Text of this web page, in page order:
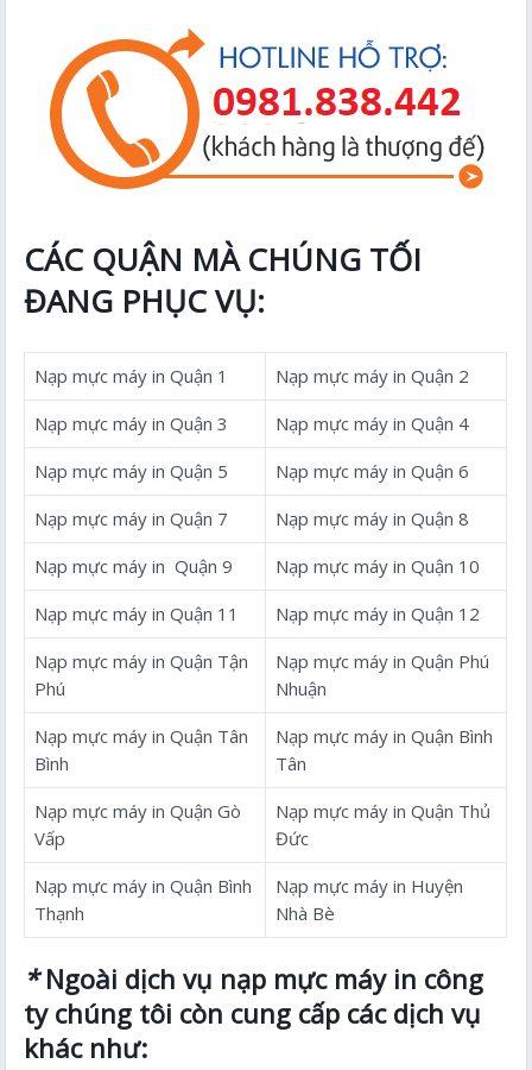
CÁC QUẬN MÀ CHÚNG TỐI
ĐANG PHỤC VỤ:
Nạp mực máy in Quận 1
Nạp mực máy in Quận 2
Nạp mực máy in Quận 3
Nạp mực máy in Quận 4
Nạp mực máy in Quận 5
Nạp mực máy in Quận 6
Nạp mực máy in Quận 7
Nạp mực máy in Quận 8
Nạp mực máy in Quận 9
Nạp mực máy in Quận 10
Nạp mực máy in Quận 11
Nạp mực máy in Quận 12
Nạp mực máy in Quận Tận
Phú
Nạp mực máy in Quận Phú
Nhuận
Nạp mực máy in Quận Tân
Bình
Nạp mực máy in Quận Bình
Tân
Nạp mực máy in Quận Gò
Vấp
Nạp mực máy in Quận Thủ
Đức
Nạp mực máy in Quận Bình
Thạnh
Nạp mực máy in Huyện
Nhà Bè
*Ngoài dịch vụ nạp mực máy in công
ty chúng tôi còn cung cấp các dịch vụ
khác như: